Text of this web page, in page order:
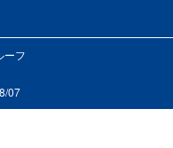
ーフ
07